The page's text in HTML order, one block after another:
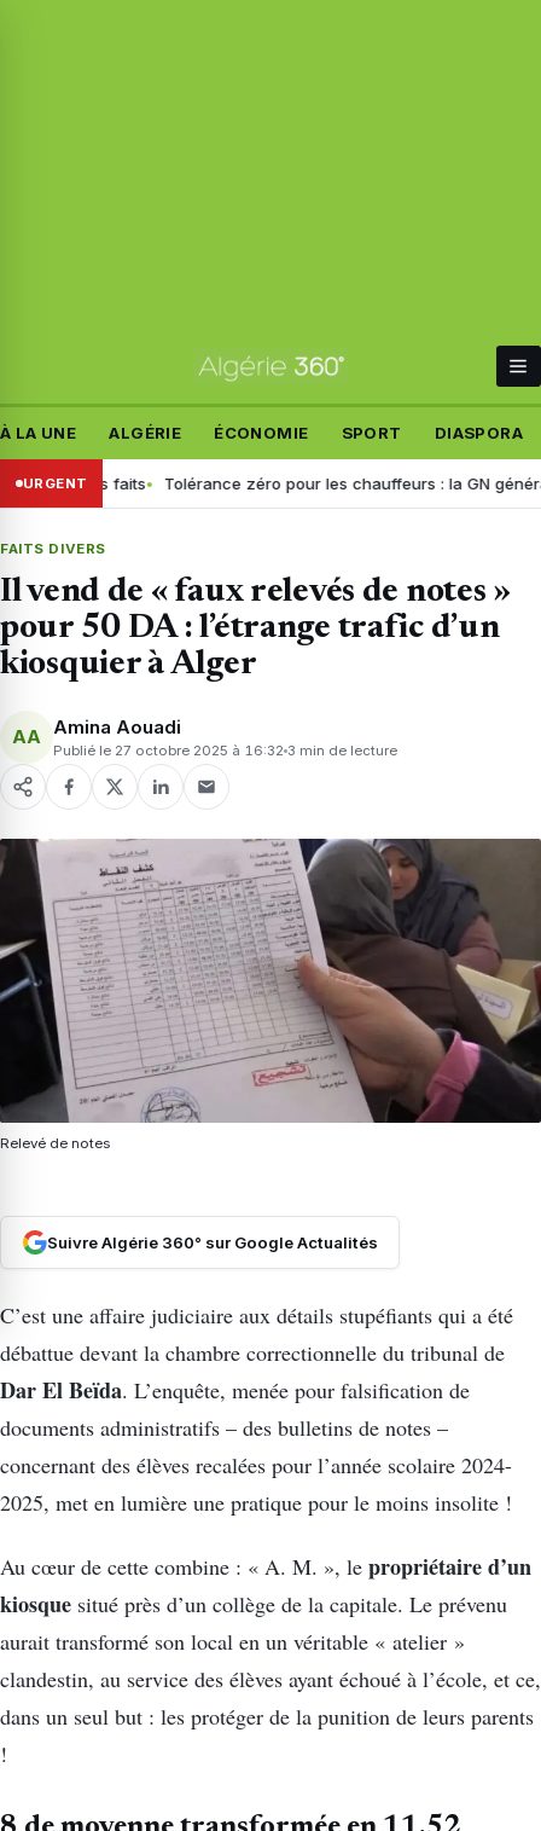
À LA UNE ALGÉRIE ÉCONOMIE SPORT DIASPORA
URGENT
les faits Tolérance zéro pour les chauffeurs : la GN généralise
FAITS DIVERS
Il vend de « faux relevés de notes »
pour 50 DA : l’étrange trafic d’un
kiosquier à Alger
AA Amina Aouadi
Publié le 27 octobre 2025 à 16:32 3 min de lecture
Relevé de notes
Suivre Algérie 360° sur Google Actualités
C’est une affaire judiciaire aux détails stupéfiants qui a été
débattue devant la chambre correctionnelle du tribunal de
Dar ElBeïda. L’enquête, menée pour falsification de
documents administratifs – des bulletins de notes –
concernant des élèves recalées pour l’année scolaire 2024-
2025, met en lumière une pratique pour le moins insolite !
Au cœur de cette combine : « A. M. », le propriétaire d’un
kiosque situé près d’un collège de la capitale. Le prévenu
aurait transformé son local en un véritable « atelier »
clandestin, au service des élèves ayant échoué à l’école, et ce,
dans un seul but : les protéger de la punition de leurs parents
!